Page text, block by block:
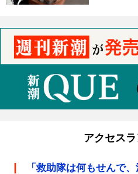
アクセス
「救助隊は何もせんで